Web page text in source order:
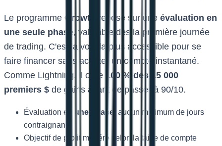
Le programme Growth repose sur une évaluation en
une seule phase, validable dès la première journée
de trading. C'est la voie la plus accessible pour se
faire financer sans acheter un compte instantané.
Comme Lightning, il offre 100 % des 15 000
premiers $ de gains avant de passer à 90/10.
Évaluation en une phase
, aucun minimum de jours
contraignant
Objectif de profit modéré selon la taille de compte